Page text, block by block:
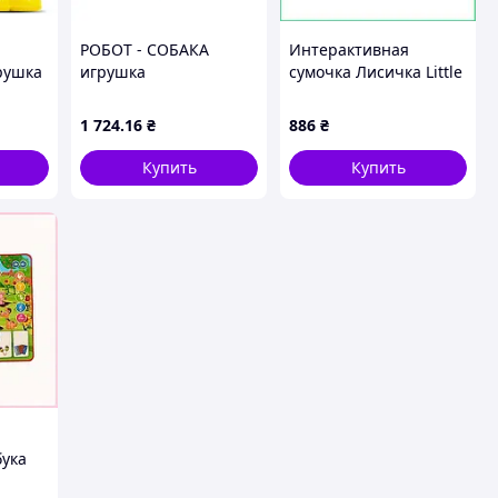
РОБОТ - СОБАКА
игрушка
(16)
1 724.16 ₴
Купить
Интерактивная
сумочка Лисичка Little
для девочек с музыкой
и 25 звуками моргает
886 ₴
Купить